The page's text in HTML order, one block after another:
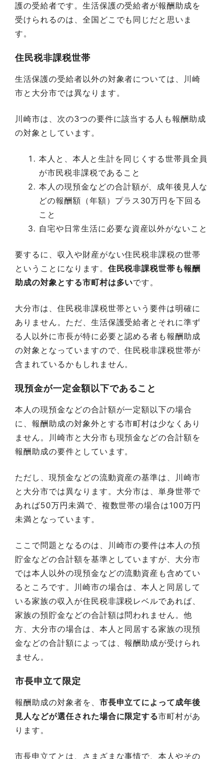
護の受給者です。生活保護の受給者が報酬助成を
受けられるのは、全国どこでも同じだと思いま
す。
住民税非課税世帯
生活保護の受給者以外の対象者については、川崎
市と大分市では異なります。
川崎市は、次の3つの要件に該当する人も報酬助成
の対象としています。
本人と、本人と生計を同じくする世帯員全員
が市民税非課税であること
本人の現預金などの合計額が、成年後見人な
どの報酬額（年額）プラス30万円を下回る
こと
自宅や日常生活に必要な資産以外がないこと
要するに、収入や財産がない住民税非課税の世帯
ということになります。 住民税非課税世帯も報酬
助成の対象とする市町村は多いです。
大分市は、住民税非課税世帯という要件は明確に
ありません。ただ、生活保護受給者とそれに準ず
る人以外に市長が特に必要と認める者も報酬助成
の対象となっていますので、住民税非課税世帯が
含まれているかもしれません。
現預金が一定金額以下であること
本人の現預金などの合計額が一定額以下の場合
に、報酬助成の対象外とする市町村は少なくあり
ません。川崎市と大分市も現預金などの合計額を
報酬助成の要件としています。
ただし、現預金などの流動資産の基準は、川崎市
と大分市では異なります。大分市は、単身世帯で
あれば50万円未満で、複数世帯の場合は100万円
未満となっています。
ここで問題となるのは、川崎市の要件は本人の預
貯金などの合計額を基準としていますが、大分市
では本人以外の現預金などの流動資産も含めてい
るところです。川崎市の場合は、本人と同居して
いる家族の収入が住民税非課税レベルであれば、
家族の預貯金などの合計額は問われません。他
方、大分市の場合は、本人と同居する家族の現預
金などの合計額によっては、報酬助成が受けられ
ません。
市長申立て限定
報酬助成の対象者を、 市長申立てによって成年後
見人などが選任された場合に限定する市町村があ
ります。
市長申立てとは、さまざまな事情で、本人やその